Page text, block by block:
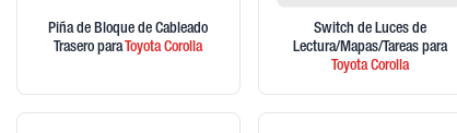
Piña de Bloque de Cableado
Trasero para ToyotaCorolla
Switch de Luces de
Lectura/Mapas/Tareas para
ToyotaCorolla